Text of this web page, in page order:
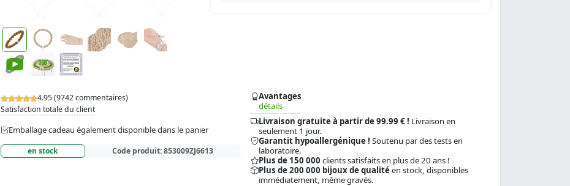
4.95 (9742 commentaires)
Satisfaction totale du client
Emballage cadeau également disponible dans le panier
en stock Code produit:853009ZJ6613
Avantages
détails
Livraison gratuite à partir de 99.99 € ! Livraison en
seulement 1 jour.
Garantit hypoallergénique ! Soutenu par des tests en
laboratoire.
Plus de 150 000 clients satisfaits en plus de 20 ans !
Plus de 200 000 bijoux de qualitéen stock, disponibles
immédiatement, même gravés.